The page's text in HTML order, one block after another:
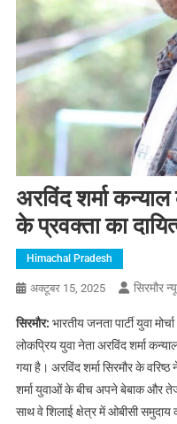
अरविंद शर्मा कन्याल
के प्रवक्ता का
Himachal Pradesh
अक्टूबर 15, 2025 सिरमौर
सिरमौर: भारतीय जनता पार्टी युवा
लोकप्रिय युवा नेता अरविंद शर्मा
गया है। अरविंद शर्मा सिरमौर के
शर्मा युवाओं के बीच अपने बेबाक और
साथ वे शिलाई क्षेत्र में ओबीसी